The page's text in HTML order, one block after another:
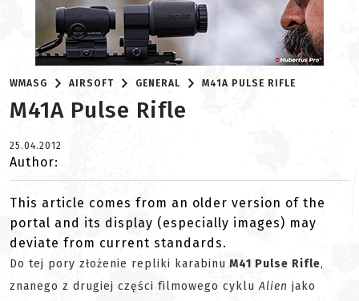
WMASG AIRSOFT GENERAL M41A PULSE RIFLE
M41A Pulse Rifle
25.04.2012
Author:
This article comes from an older version of the
portal and its display (especially images) may
deviate from current standards.
Do tej pory złożenie repliki karabinu M41 Pulse Rifle,
znanego z drugiej części filmowego cykluAlien jako